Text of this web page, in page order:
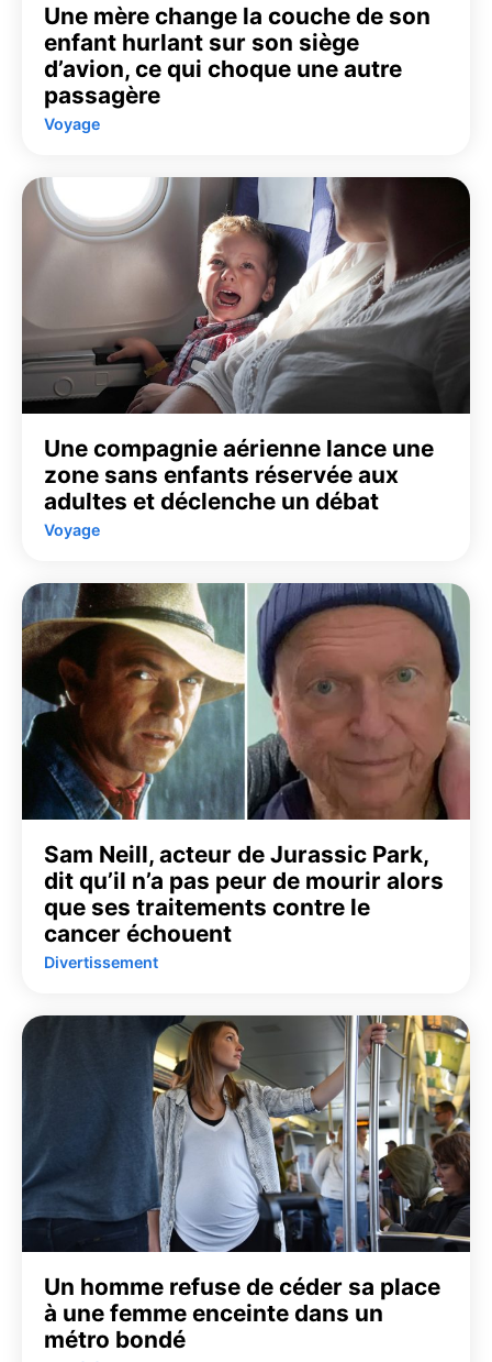
Une mère change la couche de son
enfant hurlant sur son siège
d’avion, ce qui choque une autre
passagère
Voyage
Une compagnie aérienne lance une
zone sans enfants réservée aux
adultes et déclenche un débat
Voyage
Sam Neill, acteur de Jurassic Park,
dit qu’il n’a pas peur de mourir alors
que ses traitements contre le
cancer échouent
Divertissement
Un homme refuse de céder sa place
à une femme enceinte dans un
métro bondé